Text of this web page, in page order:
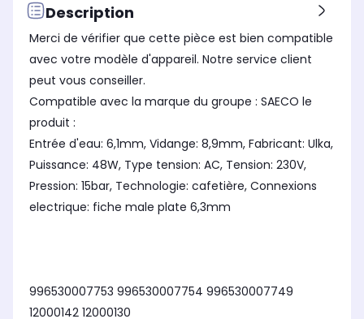
Description
Merci de vérifier que cette pièce est bien compatible
avec votre modèle d'appareil. Notre service client
peut vous conseiller.
Compatible avec la marque du groupe : SAECO le
produit :
Entrée d'eau: 6,1mm, Vidange: 8,9mm, Fabricant: Ulka,
Puissance: 48W, Type tension: AC, Tension: 230V,
Pression: 15bar, Technologie: cafetière, Connexions
electrique: fiche male plate 6,3mm
996530007753 996530007754 996530007749
12000142 12000130